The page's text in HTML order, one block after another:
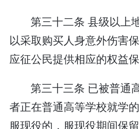
第三十二条 县级以上
以采取购买人身意外伤害
应征公民提供相应的权益保
第三十三条 已被普通
者正在普通高等学校就学
服现役的，服现役期间保